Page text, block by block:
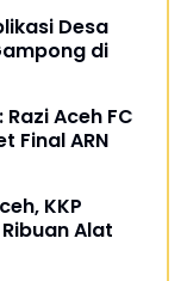
Desa
di
Aceh FC
Final ARN
KKP
Alat